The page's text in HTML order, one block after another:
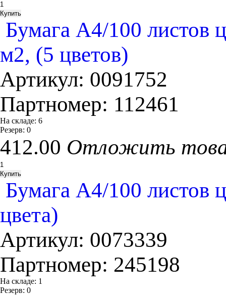
Бумага А4/100 листов
м2, (5 цветов)
Артикул: 0091752
Партномер: 112461
На складе: 6
Резерв: 0
412.00 Отложить
Бумага А4/100 листов
цвета)
Артикул: 0073339
Партномер: 245198
На складе: 1
Резерв: 0